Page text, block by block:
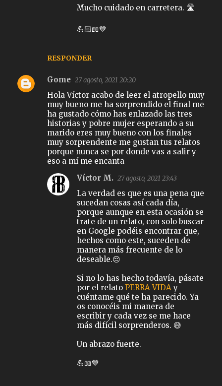
RESPONDER
Mucho cuidado en carretera. 🛣️
💪🏻📖💙
Gome 27 agosto, 2021 20:20
Hola Víctor acabo de leer el atropello muy
muy bueno me ha sorprendido el final me
ha gustado cómo has enlazado las tres
historias y pobre mujer esperando a su
marido eres muy bueno con los finales
muy sorprendente me gustan tus relatos
porque nunca se por donde vas a salir y
eso a mí me encanta
Víctor M. 27 agosto, 2021 23:43
La verdad es que es una pena que
sucedan cosas así cada día,
porque aunque en esta ocasión se
trate de un relato, con solo buscar
en Google podéis encontrar que,
hechos como este, suceden de
manera más frecuente de lo
deseable.😔
Si no lo has hecho todavía, pásate
por el relato PERRA VIDAy
cuéntame qué te ha parecido. Ya
os conocéis mi manera de
escribir y cada vez se me hace
más difícil sorprenderos. 😅
Un abrazo fuerte.
💪📖💙